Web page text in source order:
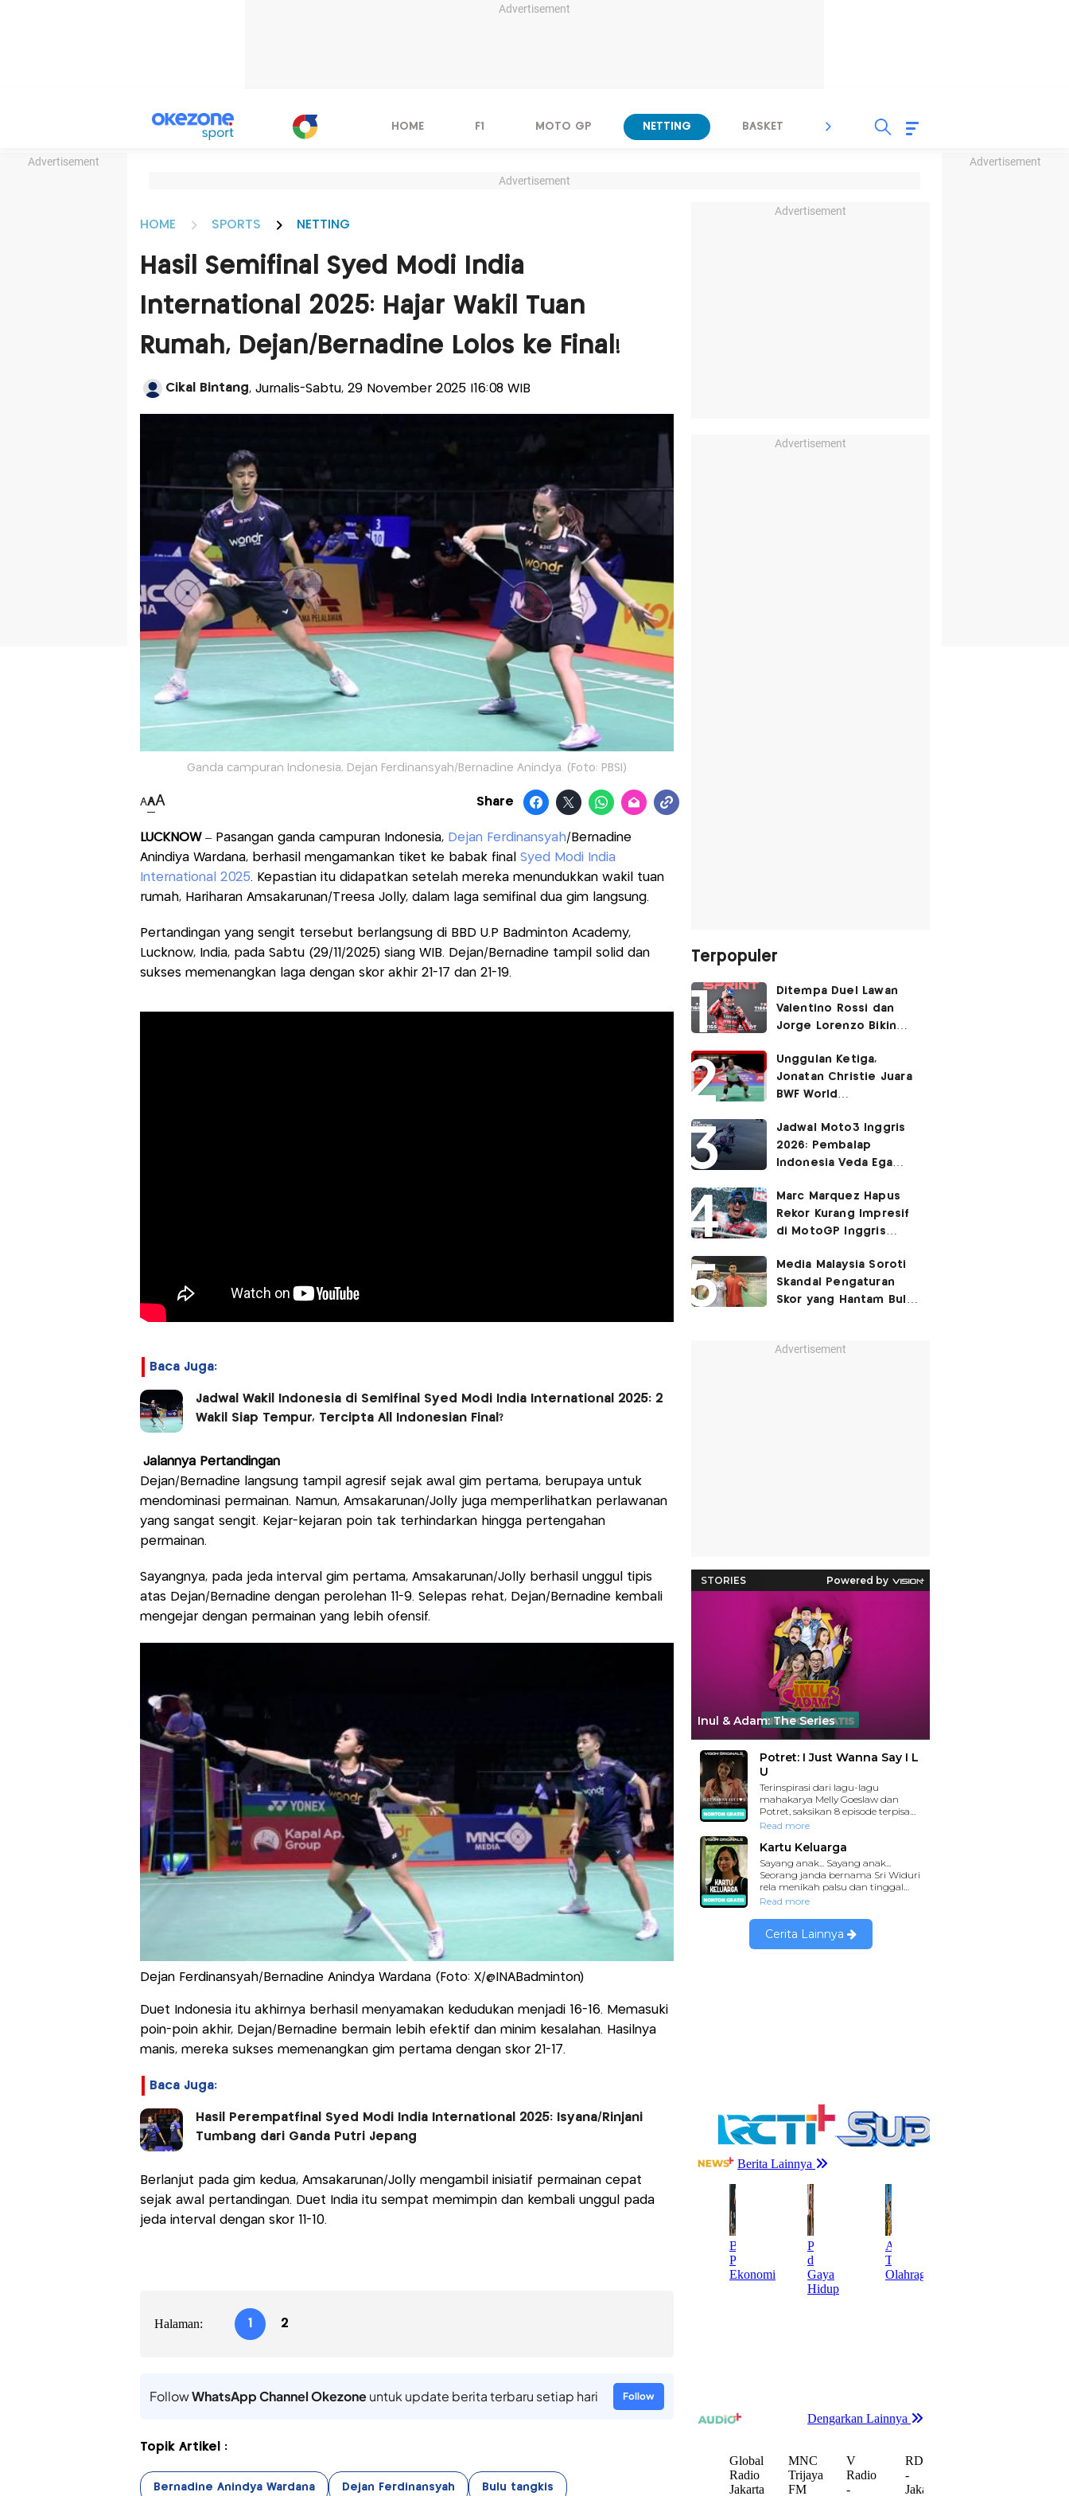
Advertisement
Advertisement Advertisement
HOME F1 MOTO GP NETTING BASKET SPORT LAIN
Advertisement
HOME SPORTS NETTING
Hasil Semifinal Syed Modi India
International 2025: Hajar Wakil Tuan
Rumah, Dejan/Bernadine Lolos ke Final!
Cikal Bintang, Jurnalis-Sabtu, 29 November 2025 |16:08 WIB
Ganda campuran Indonesia, Dejan Ferdinansyah/Bernadine Anindya. (Foto: PBSI)
AAA Share
LUCKNOW – Pasangan ganda campuran Indonesia, Dejan Ferdinansyah/Bernadine
Anindiya Wardana, berhasil mengamankan tiket ke babak final Syed Modi India
International 2025. Kepastian itu didapatkan setelah mereka menundukkan wakil tuan
rumah, Hariharan Amsakarunan/Treesa Jolly, dalam laga semifinal dua gim langsung.
Pertandingan yang sengit tersebut berlangsung di BBD U.P Badminton Academy,
Lucknow, India, pada Sabtu (29/11/2025) siang WIB. Dejan/Bernadine tampil solid dan
sukses memenangkan laga dengan skor akhir 21-17 dan 21-19.
Baca Juga:
Jadwal Wakil Indonesia di Semifinal Syed Modi India International 2025: 2
Wakil Siap Tempur, Tercipta All Indonesian Final?
Jalannya Pertandingan
Dejan/Bernadine langsung tampil agresif sejak awal gim pertama, berupaya untuk
mendominasi permainan. Namun, Amsakarunan/Jolly juga memperlihatkan perlawanan
yang sangat sengit. Kejar-kejaran poin tak terhindarkan hingga pertengahan
permainan.
Sayangnya, pada jeda interval gim pertama, Amsakarunan/Jolly berhasil unggul tipis
atas Dejan/Bernadine dengan perolehan 11-9. Selepas rehat, Dejan/Bernadine kembali
mengejar dengan permainan yang lebih ofensif.
Dejan Ferdinansyah/Bernadine Anindya Wardana (Foto: X/@INABadminton)
Duet Indonesia itu akhirnya berhasil menyamakan kedudukan menjadi 16-16. Memasuki
poin-poin akhir, Dejan/Bernadine bermain lebih efektif dan minim kesalahan. Hasilnya
manis, mereka sukses memenangkan gim pertama dengan skor 21-17.
Baca Juga:
Hasil Perempatfinal Syed Modi India International 2025: Isyana/Rinjani
Tumbang dari Ganda Putri Jepang
Berlanjut pada gim kedua, Amsakarunan/Jolly mengambil inisiatif permainan cepat
sejak awal pertandingan. Duet India itu sempat memimpin dan kembali unggul pada
jeda interval dengan skor 11-10.
Halaman: 1 2
FollowWhatsApp Channel Okezoneuntuk update berita terbaru setiap hari Follow
Topik Artikel :
Bernadine Anindya Wardana Dejan Ferdinansyah Bulu tangkis
Advertisement
Advertisement
Terpopuler
Ditempa Duel Lawan
Valentino Rossi dan
Jorge Lorenzo Bikin
Dikalahkan
Unggulan Ketiga,
Jonatan Christie Juara
BWF World
Jadwal Moto3 Inggris
2026: Pembalap
Indonesia Veda Ega
Marc Marquez Hapus
Rekor Kurang Impresif
di MotoGP Inggris
Media Malaysia Soroti
Skandal Pengaturan
Skor yang Hantam Bulu
Advertisement